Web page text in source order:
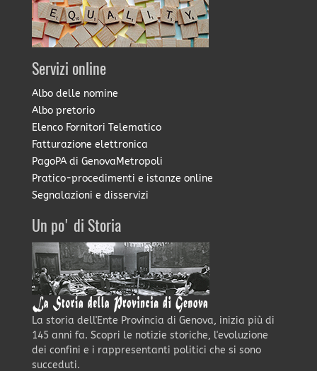
Servizi online
Albo delle nomine
Albo pretorio
Elenco Fornitori Telematico
Fatturazione elettronica
PagoPA di GenovaMetropoli
Pratico-procedimenti e istanze online
Segnalazioni e disservizi
Un po' di Storia
La storia dell'Ente Provincia di Genova, inizia più di
145 anni fa. Scopri le notizie storiche, l'evoluzione
dei confini e i rappresentanti politici che si sono
succeduti.